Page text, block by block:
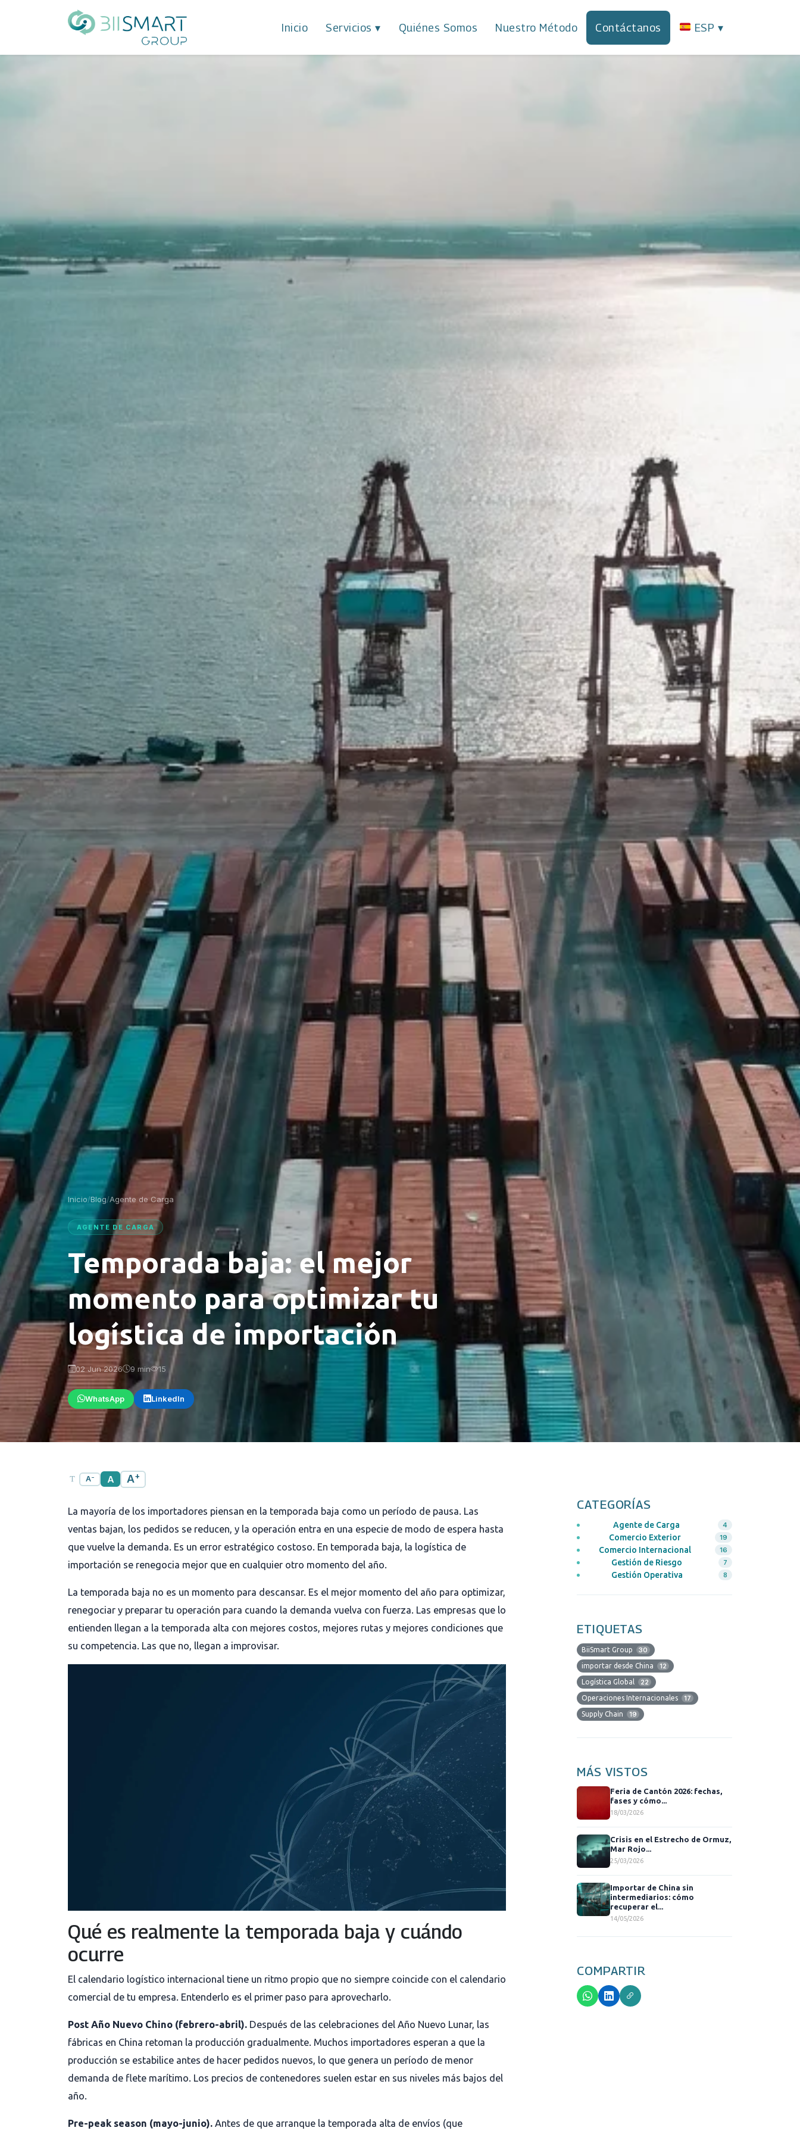
Inicio Servicios ▾ Quiénes Somos Nuestro Método Contáctanos ESP ▾
Inicio/Blog/Agente de Carga
AGENTE DE CARGA
Temporada baja: el mejor
momento para optimizar tu
logística de importación
02 Jun 2026 9 min 15
WhatsApp LinkedIn
A− A A+
La mayoría de los importadores piensan en la temporada baja como un período de pausa. Las
ventas bajan, los pedidos se reducen, y la operación entra en una especie de modo de espera hasta
que vuelve la demanda. Es un error estratégico costoso. En temporada baja, la logística de
importación se renegocia mejor que en cualquier otro momento del año.
La temporada baja no es un momento para descansar. Es el mejor momento del año para optimizar,
renegociar y preparar tu operación para cuando la demanda vuelva con fuerza. Las empresas que lo
entienden llegan a la temporada alta con mejores costos, mejores rutas y mejores condiciones que
su competencia. Las que no, llegan a improvisar.
Qué es realmente la temporada baja y cuándo
ocurre
El calendario logístico internacional tiene un ritmo propio que no siempre coincide con el calendario
comercial de tu empresa. Entenderlo es el primer paso para aprovecharlo.
Post Año Nuevo Chino (febrero-abril). Después de las celebraciones del Año Nuevo Lunar, las
fábricas en China retoman la producción gradualmente. Muchos importadores esperan a que la
producción se estabilice antes de hacer pedidos nuevos, lo que genera un período de menor
demanda de flete marítimo. Los precios de contenedores suelen estar en sus niveles más bajos del
año.
Pre-peak season (mayo-junio). Antes de que arranque la temporada alta de envíos (que
CATEGORÍAS
Agente de Carga 4
Comercio Exterior 19
Comercio Internacional 16
Gestión de Riesgo 7
Gestión Operativa 8
ETIQUETAS
BiiSmart Group 30
importar desde China 12
Logística Global 22
Operaciones Internacionales 17
Supply Chain 19
MÁS VISTOS
Feria de Cantón 2026: fechas,
fases y cómo...
18/03/2026
Crisis en el Estrecho de Ormuz,
Mar Rojo...
25/03/2026
Importar de China sin
intermediarios: cómo
recuperar el...
14/05/2026
COMPARTIR